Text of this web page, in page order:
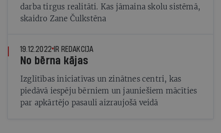
darba tirgus realitāti. Kas jāmaina skolu sistēmā,
skaidro Zane Čulkstēna
19.12.2022 IR REDAKCIJA
No bērna kājas
Izglītības iniciatīvas un zinātnes centri, kas
piedāvā iespēju bērniem un jauniešiem mācīties
par apkārtējo pasauli aizraujošā veidā